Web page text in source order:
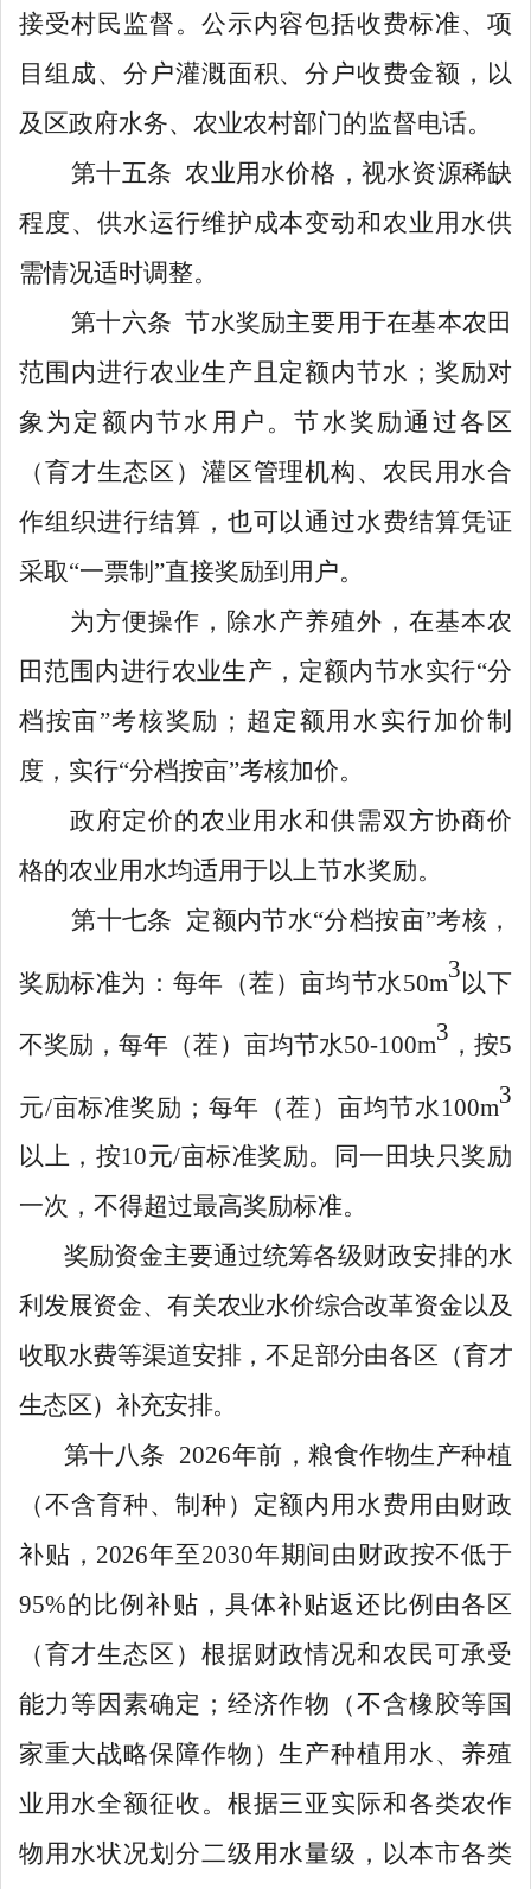
接受村民 监督。公示内容包括收费标准、项
目组成、分户灌溉面积、分户收费金额 ，以
及 区政府水务、 农业农村部门的监督电话。
第十五条 农业用水价格，视水资源稀缺
程度、供水运行维护成本变动和农业用水供
需情况适时调整。
第十六条 节水奖励主要用于在基本农田
范围内进行农业生产且定额内节水；奖励对
象为定额内节水用户。节水奖励通过各区
（育才生态区）灌区管理机构、农民用水合
作组织进行结算，也可以通过水费结算凭证
采取“一票制”直接奖励到用户。
为方便操作 ，除水产养殖外，在基本农
田范围内进行农业生产，定额内节水实行“分
档按亩”考核奖励；超定额用水实行加价制
度，实行“分档按亩”考核加价。
政府定价的农业用水和供需双方协商价
格的农业用水均适用于以上节水奖励。
第十七条 定额内节水“分档按亩”考核，
奖励标准为：每年 （茬）亩均节水50m3以下
不奖励，每年 （茬） 亩均节水50-100m3 ，按5
元/亩标准奖励；每年 （茬） 亩均节水100m3
以上，按10元/亩标准奖励。同一田块只奖励
一次，不得超过最高奖励标准。
奖励资金主要通过统筹各级财政安排的水
利发展资金、有关农业水价综合改革资金以及
收取水费等渠道安排，不足部分由各区（育才
生态区）补充安排。
第十八条 2026年前，粮食作物生产种植
（不含育种、制种）定额内 用水费用由财政
补贴， 2026年至2030年期间由财政按不低于
95%的比例补贴，具体补贴返还比例由各区
（育才生态区 ）根据财政情况和农民可承受
能力等因素确定； 经济作物（不含橡胶等国
家重大战略保障作物）生产种植用水、养殖
业用水全额征收。根据三亚实际和各类农作
物用水状况划分二级用水量级，以本市各类